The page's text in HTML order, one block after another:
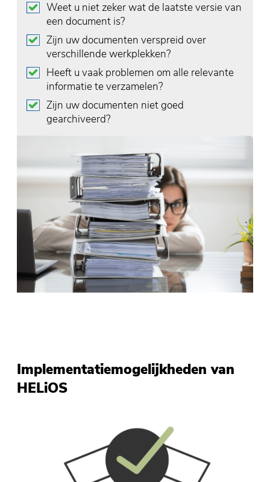
Weet u niet zeker wat de laatste versie van
een document is?
Zijn uw documenten verspreid over
verschillende werkplekken?
Heeft u vaak problemen om alle relevante
informatie te verzamelen?
Zijn uw documenten niet goed
gearchiveerd?
Implementatiemogelijkheden van
HELiOS